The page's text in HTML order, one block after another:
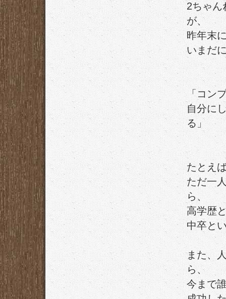
2ちゃん
が、
昨年末
いまだ
「コン
自分に
る」
たとえ
ただ一
ら、
高学歴
中卒と
また、
ら、
今まで